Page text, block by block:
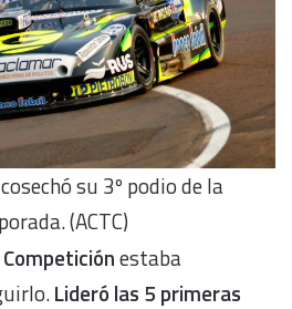
su 3º podio de la
(ACTC)
estaba
Lideró las 5 primeras